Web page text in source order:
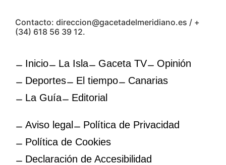
Contacto: direccion@gacetadelmeridiano.es / +
(34) 618 56 39 12.
Inicio La Isla Gaceta TV
Opinión
Deportes
El tiempo
Canarias
La Guía
Editorial
Aviso legal
Política de Privacidad
Política de Cookies
Declaración de Accesibilidad